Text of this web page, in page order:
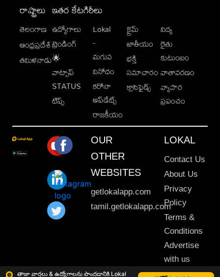
తాజా వార్తలు & ఉద్యోగాలను పొందడానికి Lokal
రాష్ట్రాలు
తెలంగాణ
ఆంధ్రప్రదేశ్
తమిళనాడు
ఇతర కేటగిరీలు
ఉద్యోగాలు
ట్రెండింగ్
🌟
వాట్సాప్
STATUS
టిప్స్
Lokal
-
మగువ
వినోదం
కరోనా
అప్‌డేట్స్
రాజకీయం
క్రైమ్
జాతీయం
భక్తి
సమాచారం
క్లాసిఫైడ్స్
విద్య
రైతు
కుటుంబం
వాతావరణం
వ్యాపార
ప్రపంచం
OUR
OTHER
WEBSITES
getlokalapp.com
tamil.getlokalapp.com
LOKAL
Contact Us
About Us
Privacy
Policy
Terms &
Conditions
Advertise
with us
Sitemap